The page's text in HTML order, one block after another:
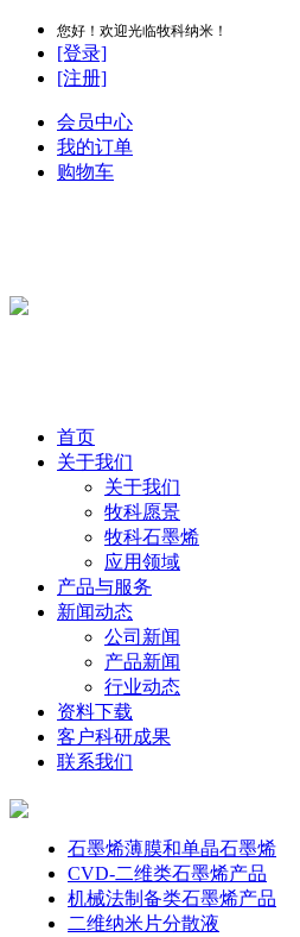
您好！欢迎光临牧科纳米！
[登录]
[注册]
会员中心
我的订单
购物车
首页
关于我们
关于我们
牧科愿景
牧科石墨烯
应用领域
产品与服务
新闻动态
公司新闻
产品新闻
行业动态
资料下载
客户科研成果
联系我们
石墨烯薄膜和单晶石墨烯
CVD-二维类石墨烯产品
机械法制备类石墨烯产品
二维纳米片分散液